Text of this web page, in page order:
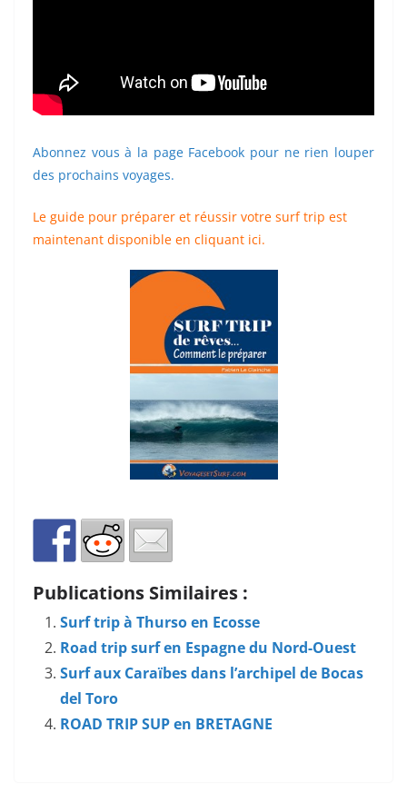
Abonnez vous à la page Facebook pour ne rien louper
des prochains voyages.
Le guide pour préparer et réussir votre surf trip est
maintenant disponible en cliquant ici.
Publications Similaires :
Surf trip à Thurso en Ecosse
Road trip surf en Espagne du Nord-Ouest
Surf aux Caraïbes dans l’archipel de Bocas
del Toro
ROAD TRIP SUP en BRETAGNE